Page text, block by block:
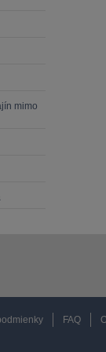
mimo
FAQ